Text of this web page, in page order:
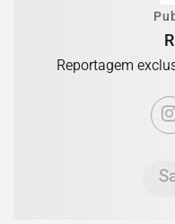
Reportagem